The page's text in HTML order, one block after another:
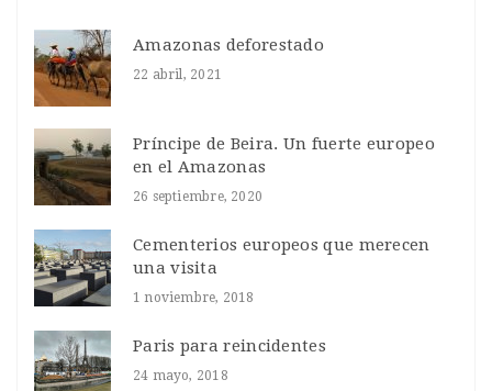
Amazonas deforestado
22 abril, 2021
Príncipe de Beira. Un fuerte europeo
en el Amazonas
26 septiembre, 2020
Cementerios europeos que merecen
una visita
1 noviembre, 2018
Paris para reincidentes
24 mayo, 2018